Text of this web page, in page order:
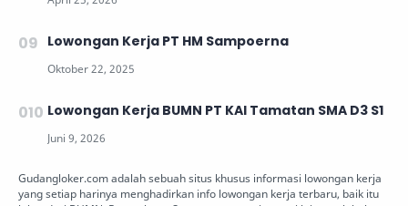
Lowongan Kerja PT HM Sampoerna
Lowongan Kerja BUMN PT KAI Tamatan SMA D3 S1
Gudangloker.com adalah sebuah situs khusus informasi lowongan kerja
yang setiap harinya menghadirkan info lowongan kerja terbaru, baik itu